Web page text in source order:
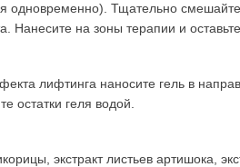
одновременно). Тщательно
Нанесите на зоны терапии и
лифтинга наносите гель в
остатки геля водой.
экстракт листьев артишока,